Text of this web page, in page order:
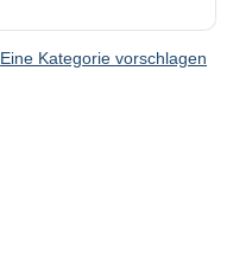
Eine Kategorie vorschlagen